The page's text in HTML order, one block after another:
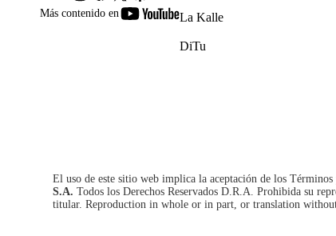
Más contenido en
youtube-
La Kalle
DiTu
El uso de este sitio web implica la aceptación de los Términos
S.A. Todos los Derechos Reservados D.R.A. Prohibida su
titular. Reproduction in whole or in part, or translation